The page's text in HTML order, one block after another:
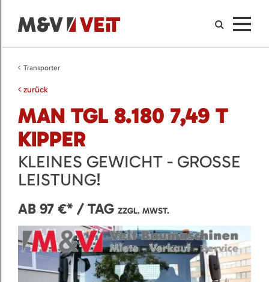
Transporter
zurück
MAN TGL 8.180 7,49 T
KIPPER
KLEINES GEWICHT - GROSSE L
EISTUNG!
AB 97 €* / TAG ZZGL. MWST.